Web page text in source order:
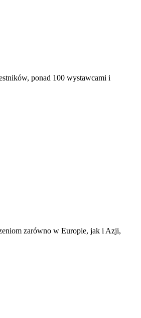
ponad 100 wystawcami i
zarówno w Europie, jak i Azji,